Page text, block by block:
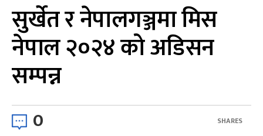
सुर्खेत र नेपालगञ्जमा मिस
नेपाल २०२४ को अडिसन
सम्पन्न
0 SHARES